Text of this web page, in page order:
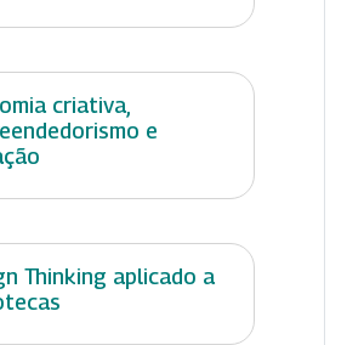
criativa,
e
Thinking aplicado a